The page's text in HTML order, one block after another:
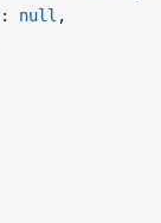
: null ,